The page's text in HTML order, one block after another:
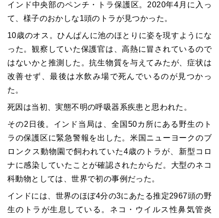
インド中央部のペンチ・トラ保護区。2020年4月に入っ
て、様子のおかしな1頭のトラが見つかった。
10歳のオス。ひんぱんに池のほとりに姿を現すようにな
った。観察していた保護官は、高熱に冒されているので
はないかと推測した。抗生物質を与えてみたが、症状は
改善せず、最後は水飲み場で死んでいるのが見つかっ
た。
死因は当初、実態不明の呼吸器系疾患と思われた。
その2日後。インド当局は、全国50カ所にある野生のト
ラの保護区に緊急警報を出した。米国ニューヨークのブ
ロンクス動物園で飼われていた4歳のトラが、新型コロ
ナに感染していたことが確認されたからだ。大型のネコ
科動物としては、世界で初の事例だった。
インドには、世界のほぼ4分の3にあたる推定2967頭の野
生のトラが生息している。ネコ・ウイルス性鼻気管炎